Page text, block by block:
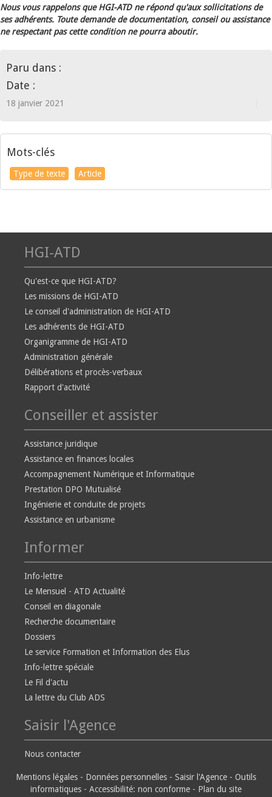
Nous vous rappelons que HGI-ATD ne répond qu'aux sollicitations de
ses adhérents. Toute demande de documentation, conseil ou assistance
ne respectant pas cette condition ne pourra aboutir.
Paru dans :
Date :
18 janvier 2021
Mots-clés
Type de texte Article
HGI-ATD
Qu'est-ce que HGI-ATD?
Les missions de HGI-ATD
Le conseil d'administration de HGI-ATD
Les adhérents de HGI-ATD
Organigramme de HGI-ATD
Administration générale
Délibérations et procès-verbaux
Rapport d'activité
Conseiller et assister
Assistance juridique
Assistance en finances locales
Accompagnement Numérique et Informatique
Prestation DPO Mutualisé
Ingénierie et conduite de projets
Assistance en urbanisme
Informer
Info-lettre
Le Mensuel - ATD Actualité
Conseil en diagonale
Recherche documentaire
Dossiers
Le service Formation et Information des Elus
Info-lettre spéciale
Le Fil d'actu
La lettre du Club ADS
Saisir l'Agence
Nous contacter
Mentions légales - Données personnelles - Saisir l'Agence - Outils
informatiques - Accessibilité: non conforme - Plan du site